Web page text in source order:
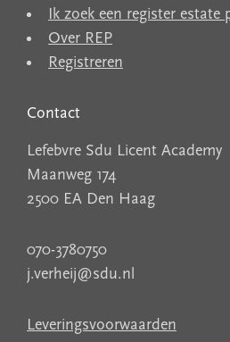
Ik zoek een register estate
Over REP
Registreren
Contact
Lefebvre Sdu Licent Academy
Maanweg 174
2500 EA Den Haag
070-3780750
j.verheij@sdu.nl
Leveringsvoorwaarden